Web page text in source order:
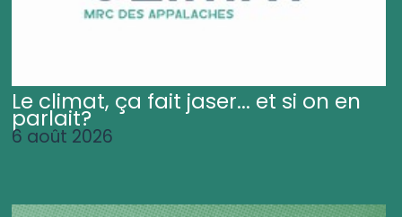
Le climat, ça fait jaser... et si on en
parlait?
6 août 2026